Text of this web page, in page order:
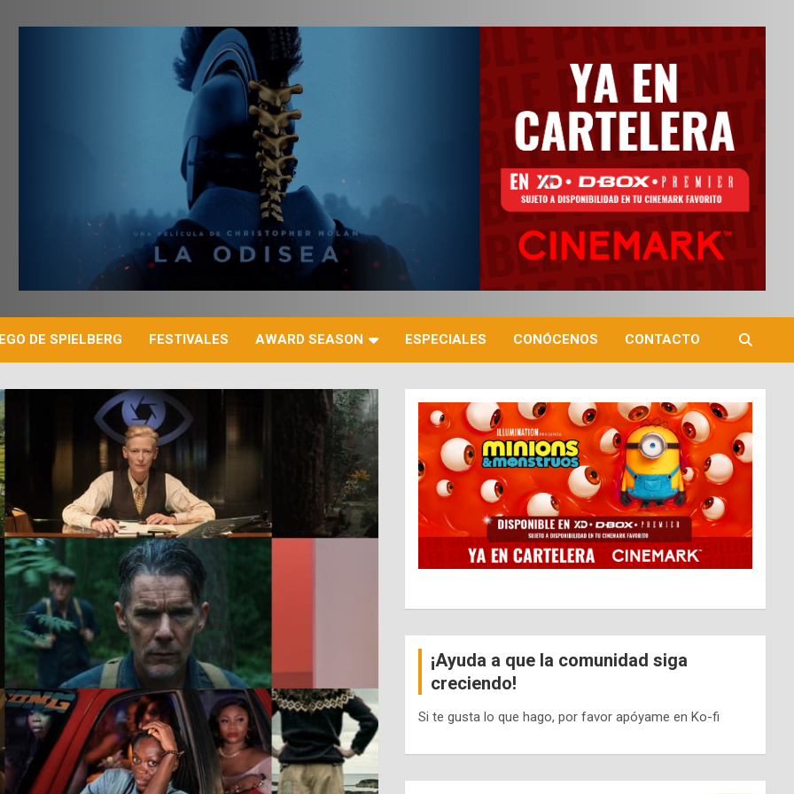
DE SPIELBERG FESTIVALES AWARD SEASON ESPECIALES CONÓCENOS CONTACTO
¡Ayuda a que la comunidad siga
creciendo!
Si te gusta lo que hago, por favor apóyame en Ko-fi